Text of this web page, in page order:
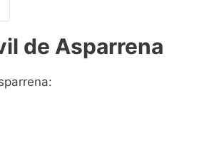
de Asparrena